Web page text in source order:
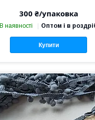
300 ₴/упаковка
В наявності Оптом і в
Купити